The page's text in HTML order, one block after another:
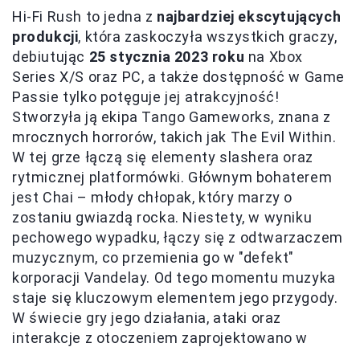
Hi-Fi Rush to jedna z najbardziej ekscytujących
produkcji, która zaskoczyła wszystkich graczy,
debiutując 25 stycznia 2023 roku na Xbox
Series X/S oraz PC, a także dostępność w Game
Passie tylko potęguje jej atrakcyjność!
Stworzyła ją ekipa Tango Gameworks, znana z
mrocznych horrorów, takich jak The Evil Within.
W tej grze łączą się elementy slashera oraz
rytmicznej platformówki. Głównym bohaterem
jest Chai – młody chłopak, który marzy o
zostaniu gwiazdą rocka. Niestety, w wyniku
pechowego wypadku, łączy się z odtwarzaczem
muzycznym, co przemienia go w "defekt"
korporacji Vandelay. Od tego momentu muzyka
staje się kluczowym elementem jego przygody.
W świecie gry jego działania, ataki oraz
interakcje z otoczeniem zaprojektowano w